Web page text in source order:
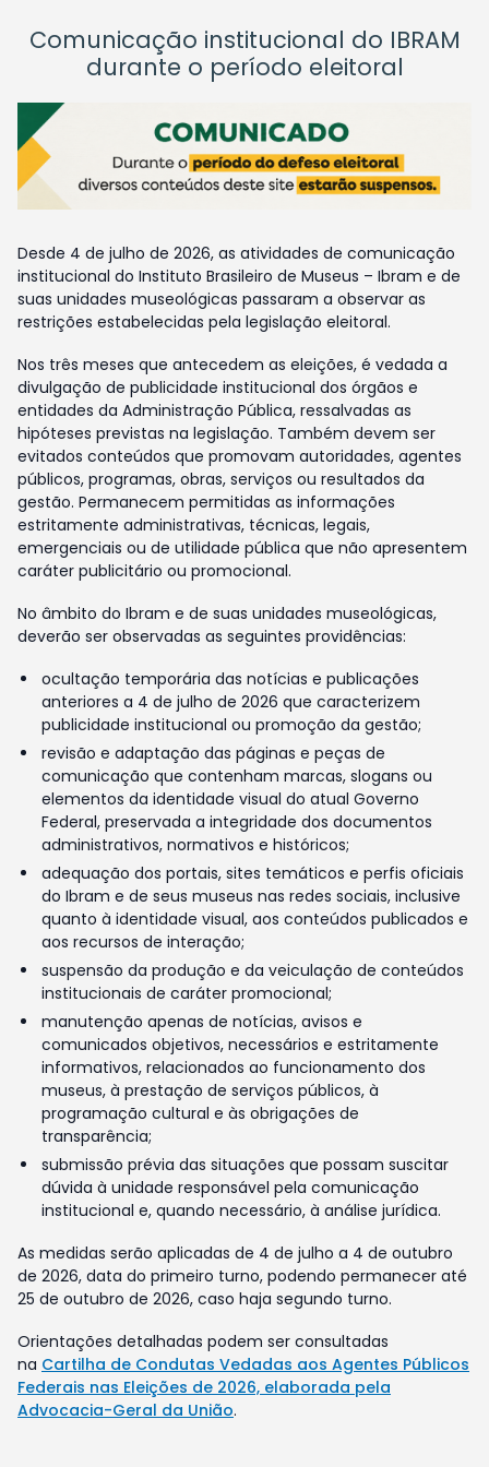
Comunicação institucional do IBRAM
durante o período eleitoral
Desde 4 de julho de 2026, as atividades de comunicação
institucional do Instituto Brasileiro de Museus – Ibram e de
suas unidades museológicas passaram a observar as
restrições estabelecidas pela legislação eleitoral.
Nos três meses que antecedem as eleições, é vedada a
divulgação de publicidade institucional dos órgãos e
entidades da Administração Pública, ressalvadas as
hipóteses previstas na legislação. Também devem ser
evitados conteúdos que promovam autoridades, agentes
públicos, programas, obras, serviços ou resultados da
gestão. Permanecem permitidas as informações
estritamente administrativas, técnicas, legais,
emergenciais ou de utilidade pública que não apresentem
caráter publicitário ou promocional.
No âmbito do Ibram e de suas unidades museológicas,
deverão ser observadas as seguintes providências:
ocultação temporária das notícias e publicações
anteriores a 4 de julho de 2026 que caracterizem
publicidade institucional ou promoção da gestão;
revisão e adaptação das páginas e peças de
comunicação que contenham marcas, slogans ou
elementos da identidade visual do atual Governo
Federal, preservada a integridade dos documentos
administrativos, normativos e históricos;
adequação dos portais, sites temáticos e perfis oficiais
do Ibram e de seus museus nas redes sociais, inclusive
quanto à identidade visual, aos conteúdos publicados e
aos recursos de interação;
suspensão da produção e da veiculação de conteúdos
institucionais de caráter promocional;
manutenção apenas de notícias, avisos e
comunicados objetivos, necessários e estritamente
informativos, relacionados ao funcionamento dos
museus, à prestação de serviços públicos, à
programação cultural e às obrigações de
transparência;
submissão prévia das situações que possam suscitar
dúvida à unidade responsável pela comunicação
institucional e, quando necessário, à análise jurídica.
As medidas serão aplicadas de 4 de julho a 4 de outubro
de 2026, data do primeiro turno, podendo permanecer até
25 de outubro de 2026, caso haja segundo turno.
Orientações detalhadas podem ser consultadas
na Cartilha de Condutas Vedadas aos Agentes Públicos
Federais nas Eleições de 2026, elaborada pela
Advocacia-Geral da União.